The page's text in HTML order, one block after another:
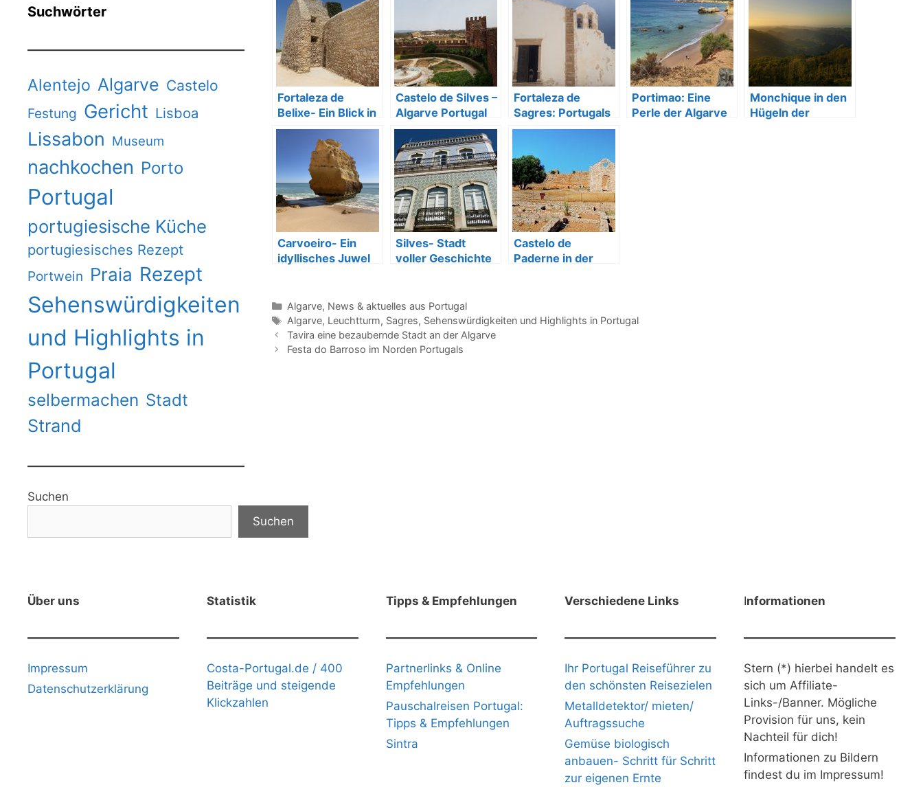
Fortaleza de
Belixe- Ein Blick in
die Geschichte
Castelo de Silves –
Algarve Portugal
Fortaleza de
Sagres: Portugals
Tor zu den
Portimao: Eine
Perle der Algarve
Monchique in den
Hügeln der
Carvoeiro- Ein
idyllisches Juwel
Silves- Stadt
voller Geschichte
Castelo de
Paderne in der
Kategorien
Algarve, News & aktuelles aus Portugal
Schlagwörter
Algarve, Leuchtturm, Sagres, Sehenswürdigkeiten und Highlights in Portugal
Tavira eine bezaubernde Stadt an der Algarve
Festa do Barroso im Norden Portugals
Suchwörter
Alentejo Algarve Castelo
Festung Gericht Lisboa
Lissabon Museum
nachkochen Porto
Portugal
portugiesische Küche
portugiesisches Rezept
Portwein Praia Rezept
Sehenswürdigkeiten
und Highlights in
Portugal
selbermachen Stadt
Strand
Suchen
Suchen
Über uns
Impressum
Datenschutzerklärung
Statistik
Costa-Portugal.de / 400
Beiträge und steigende
Klickzahlen
Tipps & Empfehlungen
Partnerlinks & Online
Empfehlungen
Pauschalreisen Portugal:
Tipps & Empfehlungen
Sintra
Verschiedene Links
Ihr Portugal Reiseführer zu
den schönsten Reisezielen
Metalldetektor/ mieten/
Auftragssuche
Gemüse biologisch
anbauen- Schritt für Schritt
zur eigenen Ernte
Informationen
Stern (*) hierbei handelt es
sich um Affiliate-
Links-/Banner. Mögliche
Provision für uns, kein
Nachteil für dich!
Informationen zu Bildern
findest du im Impressum!